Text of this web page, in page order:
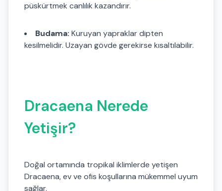
püskürtmek canlılık kazandırır.
Budama: Kuruyan yapraklar dipten
kesilmelidir. Uzayan gövde gerekirse kısaltılabilir.
Dracaena Nerede
Yetişir?
Doğal ortamında tropikal iklimlerde yetişen
Dracaena, ev ve ofis koşullarına mükemmel uyum
sağlar.